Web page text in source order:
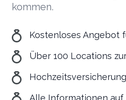
kommen.
Kostenloses Angebot
Über 100 Locations
Alle Informationen auf